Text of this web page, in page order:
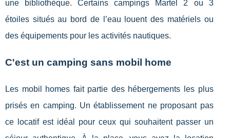
une bibliothèque. Certains campings Martel 2 ou 3
étoiles situés au bord de l’eau louent des matériels ou
des équipements pour les activités nautiques.
C'est un camping sans mobil home
Les mobil homes fait partie des hébergements les plus
prisés en camping. Un établissement ne proposant pas
ce locatif est idéal pour ceux qui souhaitent passer un